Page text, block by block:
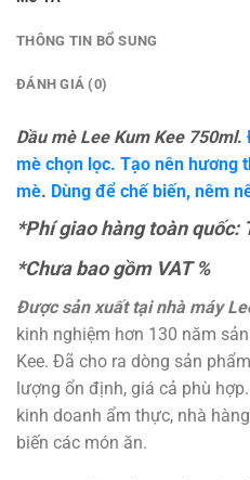
THÔNG TIN BỔ SUNG
ĐÁNH GIÁ (0)
Dầu mè Lee Kum Kee 750ml.
mè chọn lọc. Tạo nên hương
mè. Dùng để chế biến, nêm
*Phí giao hàng toàn quốc:
*Chưa bao gồm VAT %
Được sản xuất tại nhà máy
kinh nghiệm hơn 130 năm
Kee. Đã cho ra dòng sản phẩm
lượng ổn định, giá cả phù
kinh doanh ẩm thực, nhà
biến các món ăn.